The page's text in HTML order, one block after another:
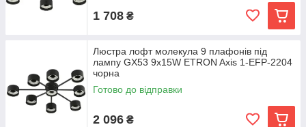
1 708 ₴
Люстра лофт молекула 9 плафонів під
лампу GX53 9x15W ETRON Axis 1-EFP-2204
чорна
Готово до відправки
2 096 ₴